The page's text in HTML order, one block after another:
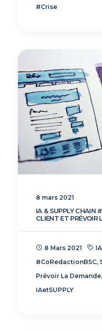
#crise
8 mars 2021
IA & SUPPLY CHAIN
CLIENT ET PRÉVOIR
8 Mars 2021 IA
#CoRedactionBSC,
Prévoir La Demande,
IAetSUPPLY